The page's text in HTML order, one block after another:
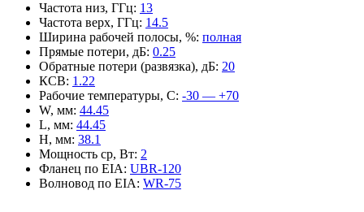
Частота низ, ГГц: 13
Частота верх, ГГц: 14.5
Ширина рабочей полосы, %: полная
Прямые потери, дБ: 0.25
Обратные потери (развязка), дБ: 20
КСВ: 1.22
Рабочие температуры, С: -30 — +70
W, мм: 44.45
L, мм: 44.45
H, мм: 38.1
Мощность ср, Вт: 2
Фланец по EIA: UBR-120
Волновод по EIA: WR-75